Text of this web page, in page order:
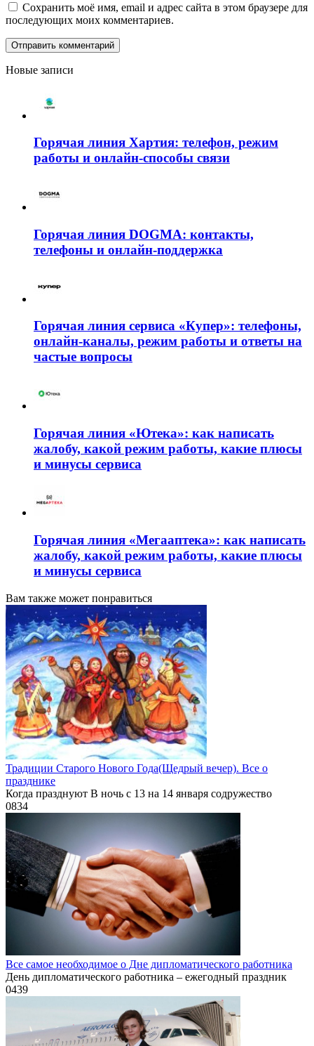
Сохранить моё имя, email и адрес сайта в этом браузере для
последующих моих комментариев.
Новые записи
Горячая линия Хартия: телефон, режим
работы и онлайн-способы связи
Горячая линия DOGMA: контакты,
телефоны и онлайн-поддержка
Горячая линия сервиса «Купер»: телефоны,
онлайн-каналы, режим работы и ответы на
частые вопросы
Горячая линия «Ютека»: как написать
жалобу, какой режим работы, какие плюсы
и минусы сервиса
Горячая линия «Мегааптека»: как написать
жалобу, какой режим работы, какие плюсы
и минусы сервиса
Вам также может понравиться
Традиции Старого Нового Года(Щедрый вечер). Все о
празднике
Когда празднуют В ночь с 13 на 14 января содружество
0834
Все самое необходимое о Дне дипломатического работника
День дипломатического работника – ежегодный праздник
0439